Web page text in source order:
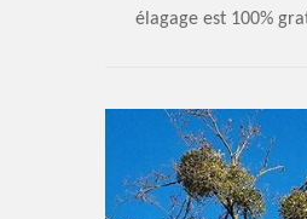
élagage est 100%